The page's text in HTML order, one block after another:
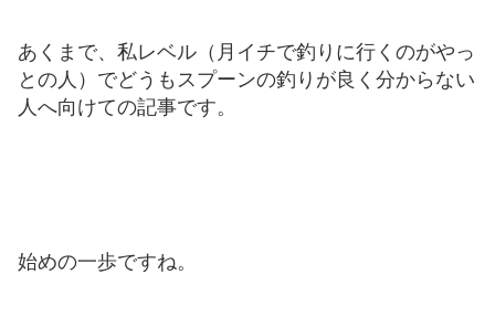
あくまで、私レベル（月イチで釣りに行くのがやっ
との人）でどうもスプーンの釣りが良く分からない
人へ向けての記事です。
始めの一歩ですね。